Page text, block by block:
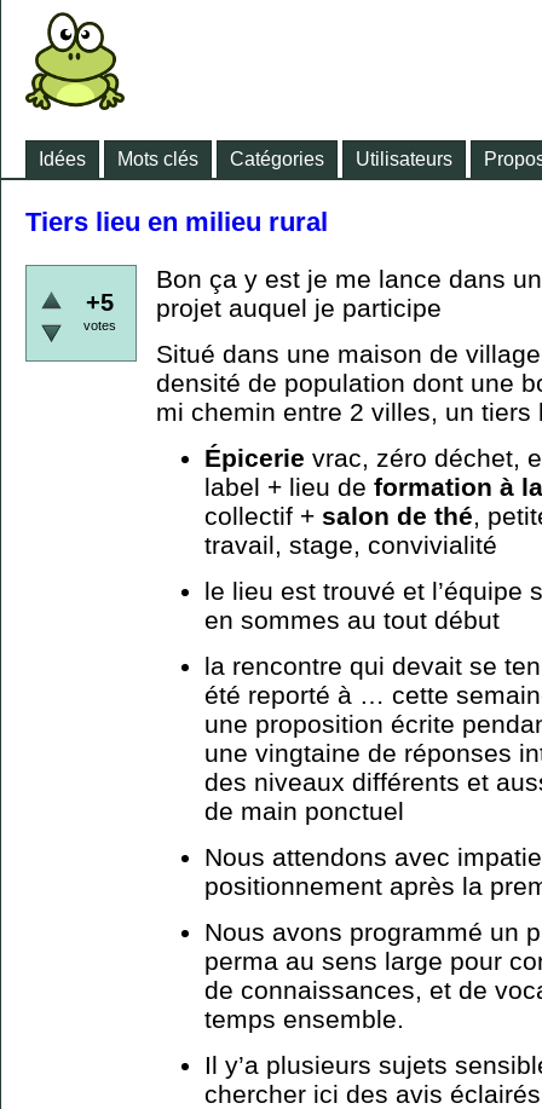
Idées Mots clés Catégories Utilisateurs
Tiers lieu en milieu rural
+5
votes
Bon ça y est je me lance dans
projet auquel je participe
Situé dans une maison de
densité de population dont une
mi chemin entre 2 villes, un tiers
Épicerie vrac, zéro déchet,
label + lieu de formation à
collectif + salon de thé,
travail, stage, convivialité
le lieu est trouvé et l’équipe
en sommes au tout début
la rencontre qui devait se
été reporté à … cette
une proposition écrite
une vingtaine de réponses
des niveaux différents et
de main ponctuel
Nous attendons avec
positionnement après la
Nous avons programmé un
perma au sens large pour
de connaissances, et de
temps ensemble.
Il y’a plusieurs sujets
chercher ici des avis